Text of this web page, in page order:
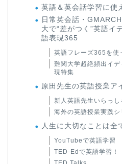
英語＆英会話学習に使
日常英会話・
大で“差がつく”英語イ
語表現365
英語フレーズ365を使
難関大学超絶頻出イ
現特集
原田先生の英語授業ア
新人英語先生いらっし
海外の英語授業実践シ
人生に大切なことは全
YouTubeで英語学習
TED-Edで英語学習！